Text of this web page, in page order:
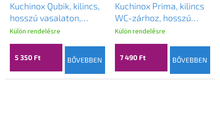
Kuchinox Qubik, kilincs,
hosszú vasalaton,
beltéri ajtókhoz és
cilinderbetéthez,
szatén, LAV-KGQ_312A
Külön rendelésre
5 350 Ft BŐVEBBEN
Kuchinox Prima, kilincs
WC-zárhoz, hosszú
szerelvényen,
tengelytávolság 72 mm,
szatén, LAV-KPR_113A
Külön rendelésre
7 490 Ft BŐVEBBEN